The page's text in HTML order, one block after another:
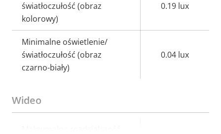
światłoczułość (obraz
kolorowy)
0.19 lux
Minimalne oświetlenie/
światłoczułość (obraz
czarno-biały)
0.04 lux
Wideo